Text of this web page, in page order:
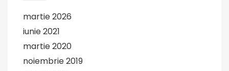
martie 2026
iunie 2021
martie 2020
noiembrie 2019